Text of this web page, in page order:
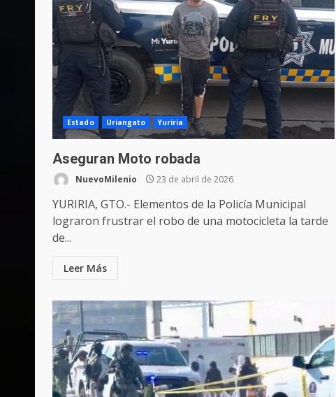
Estado Uriangato Yuriria
Aseguran Moto robada
NuevoMilenio 23 de abril de 2026
YURIRIA, GTO.- Elementos de la Policía Municipal
lograron frustrar el robo de una motocicleta la tarde
de...
Leer Más